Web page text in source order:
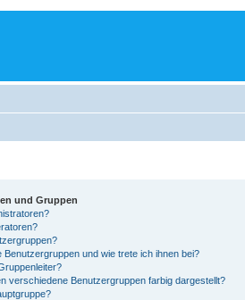
und Gruppen
Benutzergruppen und wie trete ich ihnen bei?
verschiedene Benutzergruppen farbig dargestellt?